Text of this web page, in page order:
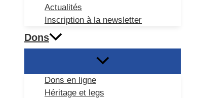
Actualités
Inscription à la newsletter
Dons
Dons en ligne
Héritage et legs